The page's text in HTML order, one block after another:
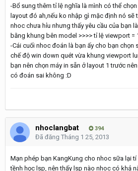
-Bổ sung thêm tỉ lệ nghĩa là mình có thể
layout đó ah,nếu ko nhập gì mặc định nó sẽ
nhoc chưa hỉu nhưng thấy yêu cầu của bạn
bằng khung bên model >>>> tỉ lệ viewport =
-Cái cuối nhoc đoán là bạn ấy cho bạn chọn
chế độ win down quét vừa khung viewport
bạn nên chọn máy in sẵn ở layout 1 trước
có đoán sai không :D
nhoclangbat 394
Đã đăng Tháng 1 25, 2013
Mạn phép bạn KangKung cho nhoc sữa lại tí
tềnh học lsp, nên thấy lsp nào nhoc có khả